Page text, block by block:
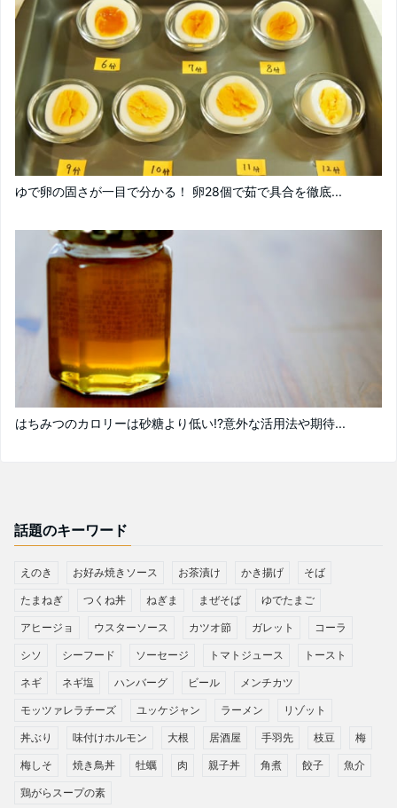
ゆで卵の固さが一目で分かる！ 卵28個で茹で具合を徹底...
はちみつのカロリーは砂糖より低い!?意外な活用法や期待...
話題のキーワード
えのき お好み焼きソース お茶漬け かき揚げ そば
たまねぎ つくね丼 ねぎま まぜそば ゆでたまご
アヒージョ ウスターソース カツオ節 ガレット コーラ
シソ シーフード ソーセージ トマトジュース トースト
ネギ ネギ塩 ハンバーグ ビール メンチカツ
モッツァレラチーズ ユッケジャン ラーメン リゾット
丼ぶり 味付けホルモン 大根 居酒屋 手羽先 枝豆 梅
梅しそ 焼き鳥丼 牡蠣 肉 親子丼 角煮 餃子 魚介
鶏がらスープの素